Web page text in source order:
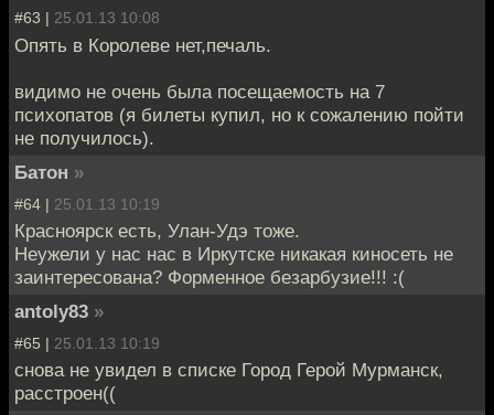
#63 | 25.01.13 10:08
Опять в Королеве нет,печаль.
видимо не очень была посещаемость на 7
психопатов (я билеты купил, но к сожалению пойти
не получилось).
Батон »
#64 | 25.01.13 10:19
Красноярск есть, Улан-Удэ тоже.
Неужели у нас нас в Иркутске никакая киносеть не
заинтересована? Форменное безарбузие!!! :(
antoly83 »
#65 | 25.01.13 10:19
снова не увидел в списке Город Герой Мурманск,
расстроен((